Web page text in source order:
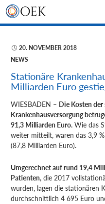
Suchen
ZUM
20. NOVEMBER 2018
NEWS
Stationäre
Milliarden Euro
WIESBADEN – Die Kosten
Krankenhausversorgung
91,3 Milliarden Euro. Wie das
weiter mitteilt, waren das 3,9
(87,8 Milliarden Euro).
Umgerechnet auf rund 19,4
Patienten, die 2017
wurden, lagen die stationären
durchschnittlich 4 695 Euro